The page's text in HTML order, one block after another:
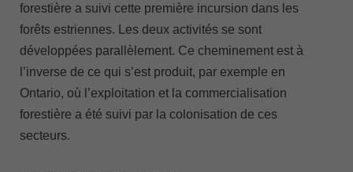
forestière a suivi cette première incursion dans les
forêts estriennes. Les deux activités se sont
développées parallèlement. Ce cheminement est à
l’inverse de ce qui s’est produit, par exemple en
Ontario, où l’exploitation et la commercialisation
forestière a été suivi par la colonisation de ces
secteurs.